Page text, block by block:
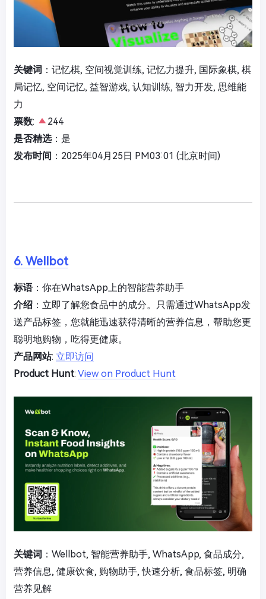
关键词 ：记忆棋, 空间视觉训练, 记忆力提升, 国际象棋, 棋
局记忆, 空间记忆, 益智游戏, 认知训练, 智力开发, 思维能
力
票数:
244
是否精选：是
发布时间 ：2025年04月25日 PM03:01 (北京时间)
6. Wellbot
标语：你在WhatsApp上的智能营养助手
介绍 ：立即了解您食品中的成分。只需通过WhatsApp发
送产品标签，您就能迅速获得清晰的营养信息，帮助您更
聪明地购物，吃得更健康。
产品网站: 立即访问
Product Hunt: View on Product Hunt
关键词 ：Wellbot, 智能营养助手, WhatsApp, 食品成分,
营养信息, 健康饮食, 购物助手, 快速分析, 食品标签, 明确
营养见解